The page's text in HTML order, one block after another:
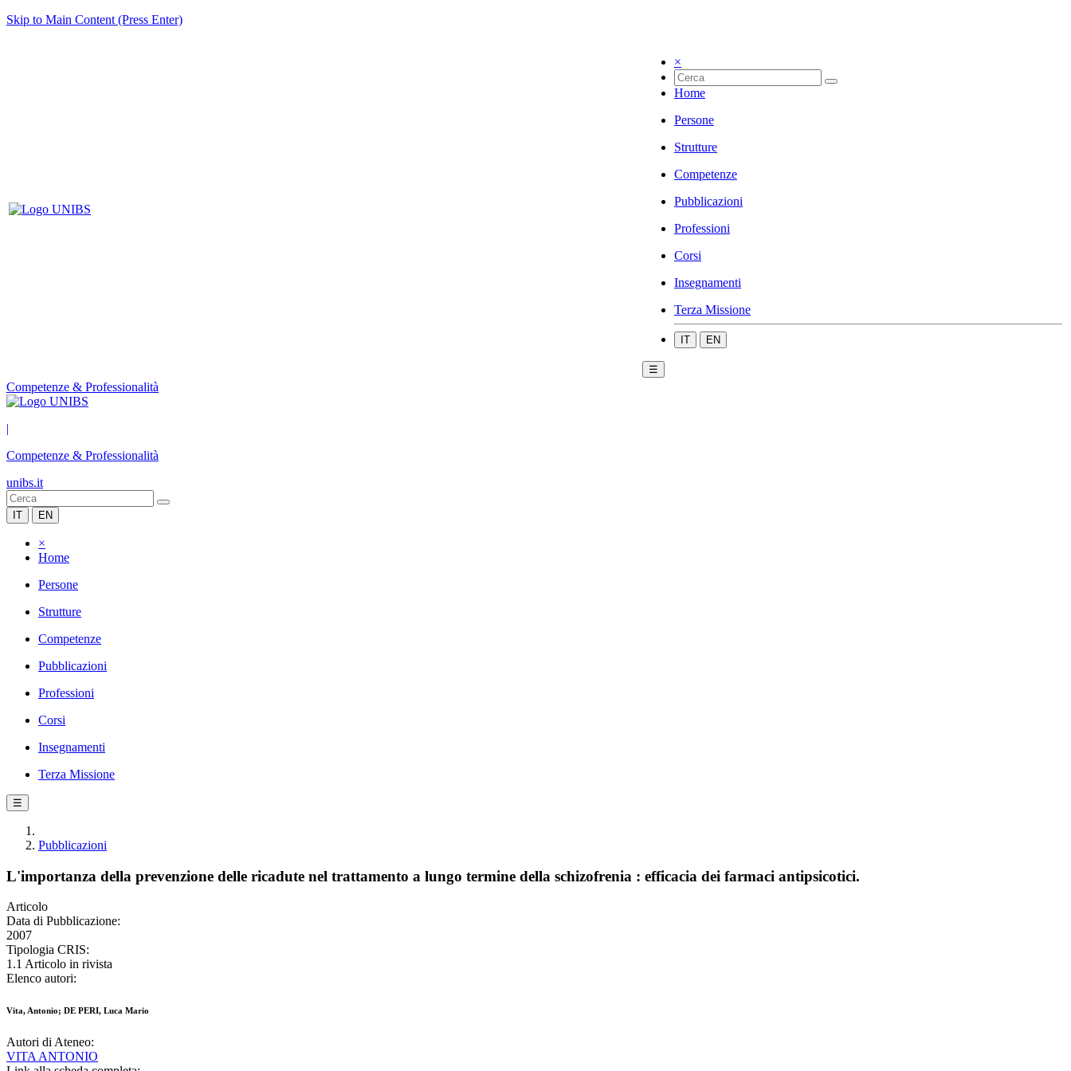
Skip to Main Content (Press Enter)
×
Home
Persone
Strutture
Competenze
Pubblicazioni
Professioni
Corsi
Insegnamenti
Terza Missione
IT EN
☰
Competenze & Professionalità
|
Competenze & Professionalità
unibs.it
IT EN
×
Home
Persone
Strutture
Competenze
Pubblicazioni
Professioni
Corsi
Insegnamenti
Terza Missione
☰
Pubblicazioni
L'importanza della prevenzione delle ricadute nel trattamento a lungo termine della schizofrenia : efficacia dei farmaci antipsicotici.
Articolo
Data di Pubblicazione:
2007
Tipologia CRIS:
1.1 Articolo in rivista
Elenco autori:
Vita, Antonio; DE PERI, Luca Mario
Autori di Ateneo:
VITA ANTONIO